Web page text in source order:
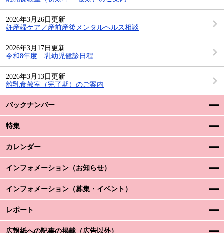
バックナンバー
特集
カレンダー
インフォメーション（お知らせ）
インフォメーション（募集・イベント）
レポート
広報紙への記事の掲載（広告以外）
2026年3月26日更新
妊産婦ケア／産前産後メンタルヘルス相談
2026年3月17日更新
令和8年度 乳幼児健診日程
2026年3月13日更新
離乳食教室（完了期）のご案内